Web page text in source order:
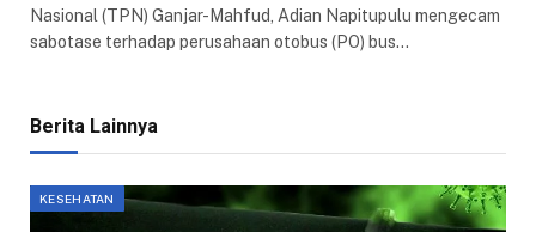
Nasional (TPN) Ganjar-Mahfud, Adian Napitupulu mengecam
sabotase terhadap perusahaan otobus (PO) bus…
Berita Lainnya
KESEHATAN